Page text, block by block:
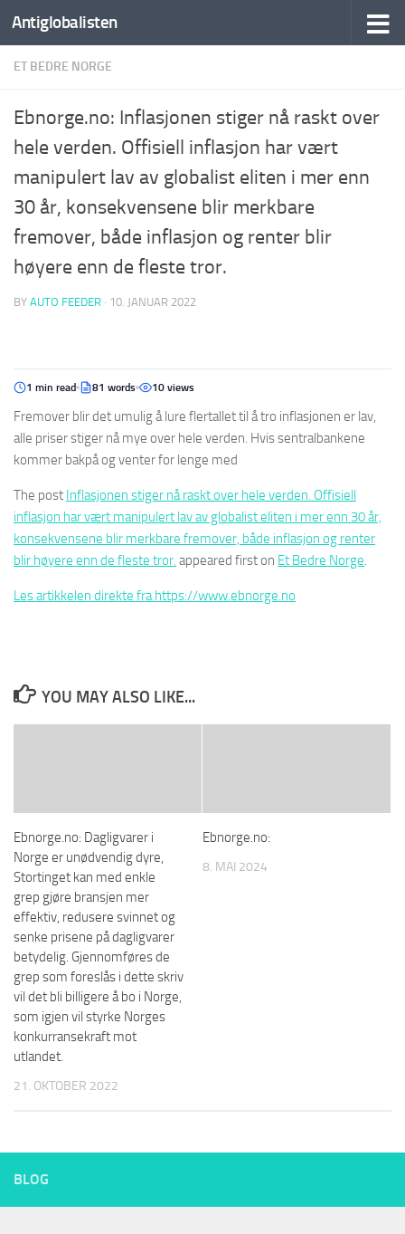
Antiglobalisten
ET BEDRE NORGE
Ebnorge.no: Inflasjonen stiger nå raskt over
hele verden. Offisiell inflasjon har vært
manipulert lav av globalist eliten i mer enn
30 år, konsekvensene blir merkbare
fremover, både inflasjon og renter blir
høyere enn de fleste tror.
BY AUTO FEEDER · 10. JANUAR 2022
1 min read 81 words 10 views
Fremover blir det umulig å lure flertallet til å tro inflasjonen er lav,
alle priser stiger nå mye over hele verden. Hvis sentralbankene
kommer bakpå og venter for lenge med
The post Inflasjonen stiger nå raskt over hele verden. Offisiell
inflasjon har vært manipulert lav av globalist eliten i mer enn 30 år,
konsekvensene blir merkbare fremover, både inflasjon og renter
blir høyere enn de fleste tror. appeared first on Et Bedre Norge.
Les artikkelen direkte fra https://www.ebnorge.no
YOU MAY ALSO LIKE...
Ebnorge.no: Dagligvarer i
Norge er unødvendig dyre,
Stortinget kan med enkle
grep gjøre bransjen mer
effektiv, redusere svinnet og
senke prisene på dagligvarer
betydelig. Gjennomføres de
grep som foreslås i dette skriv
vil det bli billigere å bo i Norge,
som igjen vil styrke Norges
konkurransekraft mot
utlandet.
21. OKTOBER 2022
Ebnorge.no:
8. MAI 2024
BLOG